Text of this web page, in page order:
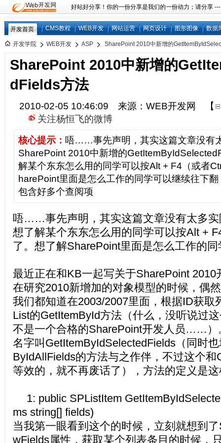
好站好分享！你的一份分享是我们的一份动力；请分享
开发首页 CMS教程 WEB开发 网站运营 网页设计 图形图像 数据
开发学院 WEB开发 ASP SharePoint 2010中新增的
SharePoint 2010中新增的
dFields方法
2010-02-05 10:46:09 来源：WEB开发网
【
关注杨恒飞的微博
核心提示： 唔……事先声明，其实这篇文章没有
SharePoint 2010中新增的
解某个东东怎么用的同学可以按Alt + F4（或者
harePoint里面是怎么工作的同学可以继续往下
包含好多个查阅项
唔……事先声明，其实这篇文章没有太多实
想了解某个东东怎么用的同学可以按Alt +
了。想了解SharePoint里面是怎么工作的
最近正在和KB一起写关于SharePoint 2010
在研究2010新增加的对象模型的时候，偶
我们都知道在2003/2007里面，根据ID获取
List的GetItemById方法（什么，没听说过
不是一个合格的SharePoint开发人员……）
名字叫GetItemByIdSelectedFields（同时
ByIdAllFields的方法与之作伴，不过这个和
等效的，就不再废话了），方法的定义是
1: public SPListItem
ms string[] fields)
当我第一眼看到这个的时候，立刻就想到
wFields属性，获取某个列表条目的时候，